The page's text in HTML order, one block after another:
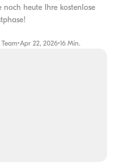
noch heute Ihre kostenlose
•Apr 22, 2026•16 Min.